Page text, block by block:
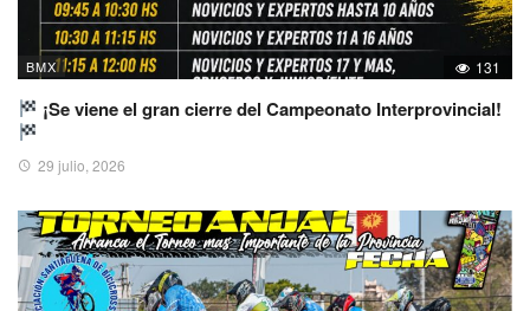
BMX 131
¡Se viene el gran cierre del Campeonato Interprovincial!
29 julio, 2026